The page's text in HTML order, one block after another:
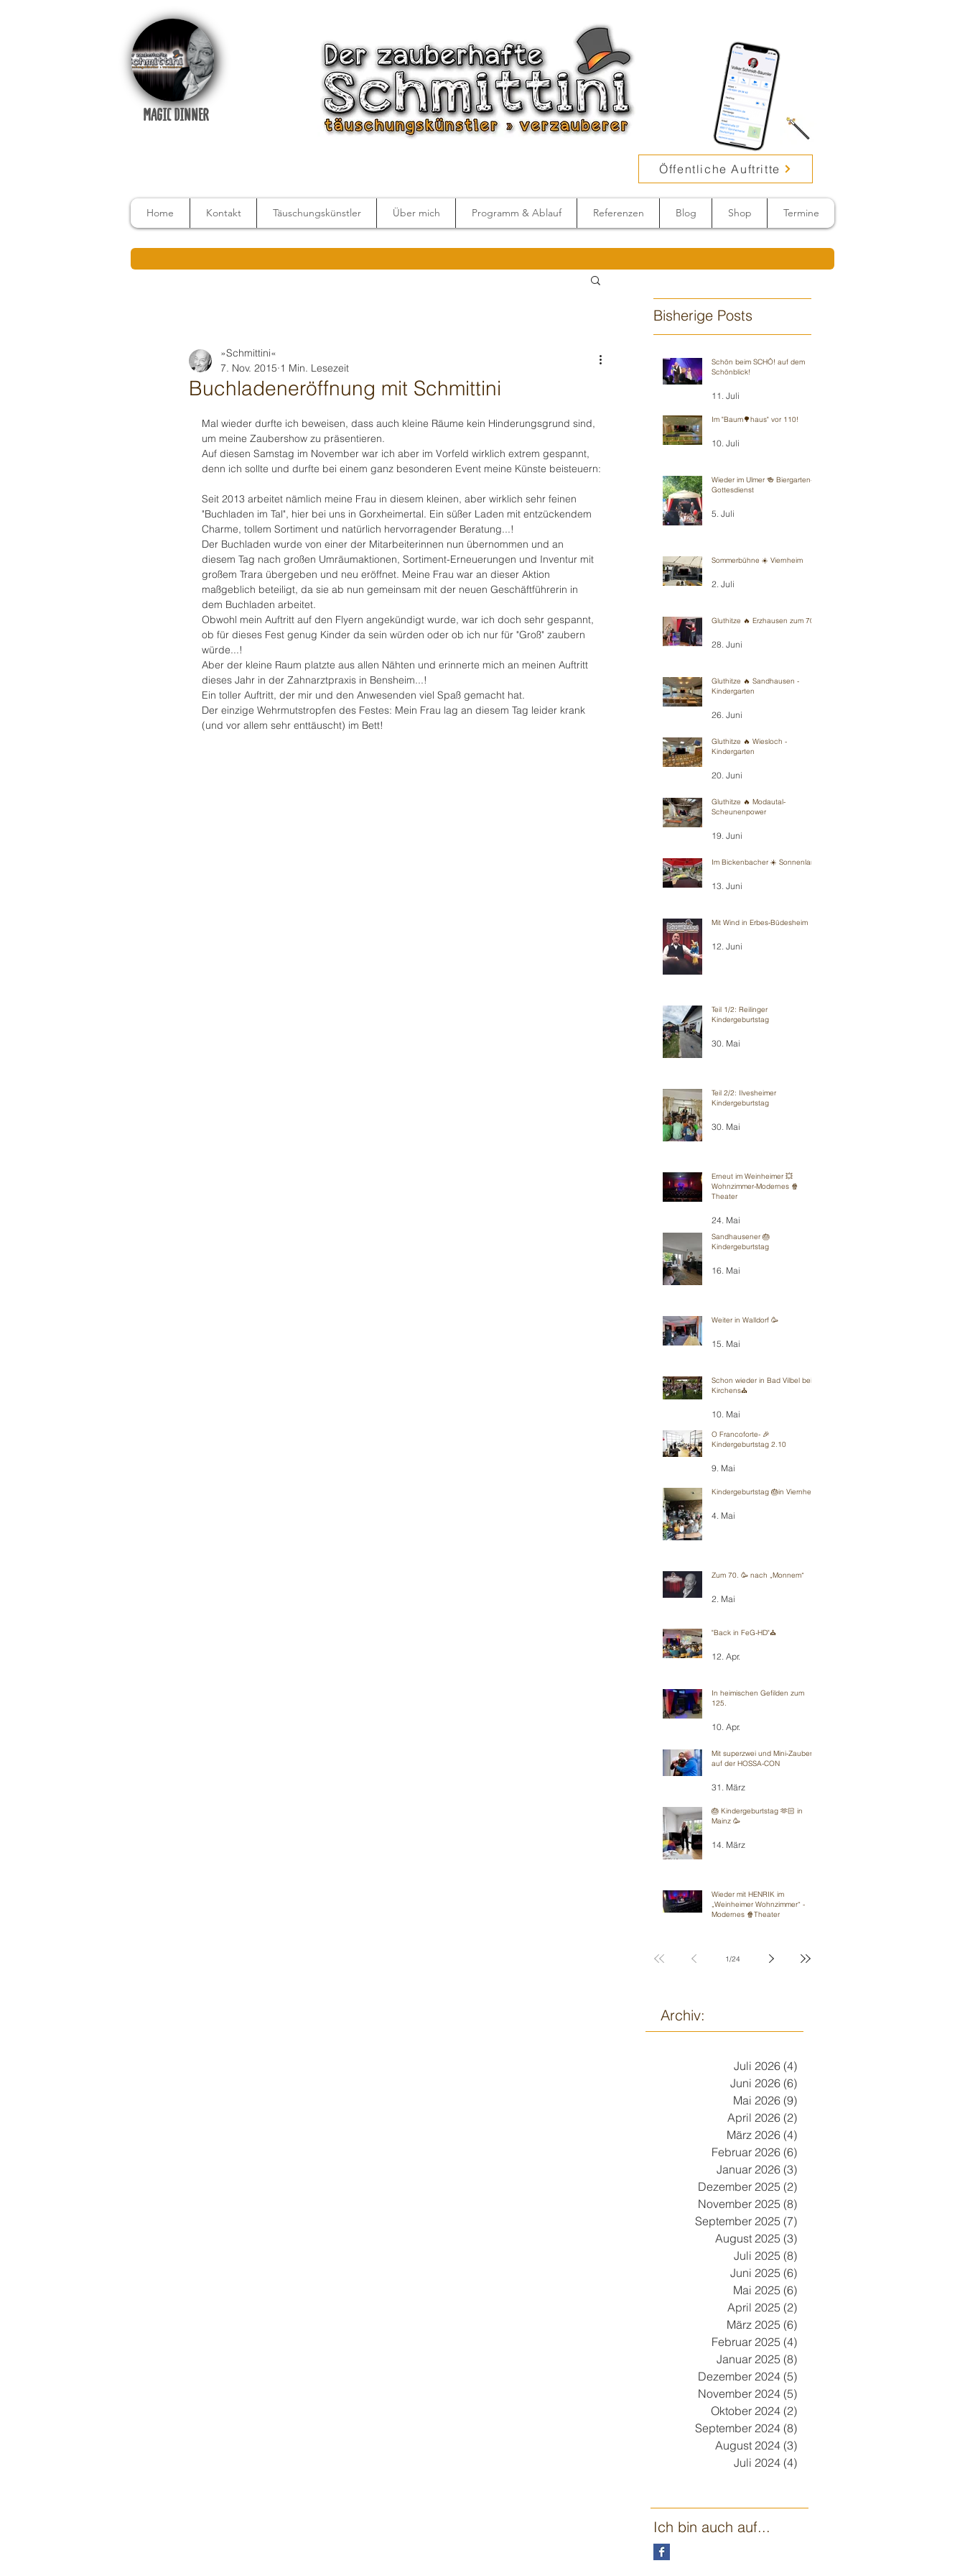
MAGIC DINNER
Öffentliche Auftritte
Home Kontakt Täuschungskünstler Über mich Programm & Ablauf Referenzen Blog Shop Termine
Buchladeneröffnung mit Schmittini
»Schmittini«
7. Nov. 2015 1 Min. Lesezeit
Mal wieder durfte ich beweisen, dass auch kleine Räume kein Hinderungsgrund sind,
um meine Zaubershow zu präsentieren.
Auf diesen Samstag im November war ich aber im Vorfeld wirklich extrem gespannt,
denn ich sollte und durfte bei einem ganz besonderen Event meine Künste beisteuern:
Seit 2013 arbeitet nämlich meine Frau in diesem kleinen, aber wirklich sehr feinen
"Buchladen im Tal", hier bei uns in Gorxheimertal. Ein süßer Laden mit entzückendem
Charme, tollem Sortiment und natürlich hervorragender Beratung...!
Der Buchladen wurde von einer der Mitarbeiterinnen nun übernommen und an
diesem Tag nach großen Umräumaktionen, Sortiment-Erneuerungen und Inventur mit
großem Trara übergeben und neu eröffnet. Meine Frau war an dieser Aktion
maßgeblich beteiligt, da sie ab nun gemeinsam mit der neuen Geschäftführerin in
dem Buchladen arbeitet.
Obwohl mein Auftritt auf den Flyern angekündigt wurde, war ich doch sehr gespannt,
ob für dieses Fest genug Kinder da sein würden oder ob ich nur für "Groß" zaubern
würde...!
Aber der kleine Raum platzte aus allen Nähten und erinnerte mich an meinen Auftritt
dieses Jahr in der Zahnarztpraxis in Bensheim...!
Ein toller Auftritt, der mir und den Anwesenden viel Spaß gemacht hat.
Der einzige Wehrmutstropfen des Festes: Mein Frau lag an diesem Tag leider krank
(und vor allem sehr enttäuscht) im Bett!
Bisherige Posts
Schön beim SCHÖ! auf dem
Schönblick!
11. Juli
Im "Baum🌳haus" vor 110!
10. Juli
Wieder im Ulmer 🍻 Biergarten-
Gottesdienst
5. Juli
Sommerbühne ☀️ Viernheim
2. Juli
Gluthitze 🔥 Erzhausen zum 70.
28. Juni
Gluthitze 🔥 Sandhausen -
Kindergarten
26. Juni
Gluthitze 🔥 Wiesloch -
Kindergarten
20. Juni
Gluthitze 🔥 Modautal-
Scheunenpower
19. Juni
Im Bickenbacher ☀️ Sonnenland
13. Juni
Mit Wind in Erbes-Büdesheim
12. Juni
Teil 1/2: Reilinger
Kindergeburtstag
30. Mai
Teil 2/2: Ilvesheimer
Kindergeburtstag
30. Mai
Erneut im Weinheimer 💥
Wohnzimmer-Modernes 🍿
Theater
24. Mai
Sandhausener 🎂
Kindergeburtstag
16. Mai
Weiter in Walldorf 🥳
15. Mai
Schon wieder in Bad Vilbel bei
Kirchens⛪️
10. Mai
O Francoforte- 🎉
Kindergeburtstag 2.10
9. Mai
Kindergeburtstag 🎂in Viernheim
4. Mai
Zum 70. 🥳 nach „Monnem“
2. Mai
"Back in FeG-HD"⛪️
12. Apr.
In heimischen Gefilden zum
125.
10. Apr.
Mit superzwei und Mini-Zauberei
auf der HOSSA-CON
31. März
🎂 Kindergeburtstag 🫶🏻 in
Mainz 🥳
14. März
Wieder mit HENRIK im
„Weinheimer Wohnzimmer“ -
Modernes 🍿Theater
1/24
Archiv:
Juli 2026 (4)
Juni 2026 (6)
Mai 2026 (9)
April 2026 (2)
März 2026 (4)
Februar 2026 (6)
Januar 2026 (3)
Dezember 2025 (2)
November 2025 (8)
September 2025 (7)
August 2025 (3)
Juli 2025 (8)
Juni 2025 (6)
Mai 2025 (6)
April 2025 (2)
März 2025 (6)
Februar 2025 (4)
Januar 2025 (8)
Dezember 2024 (5)
November 2024 (5)
Oktober 2024 (2)
September 2024 (8)
August 2024 (3)
Juli 2024 (4)
Ich bin auch auf...